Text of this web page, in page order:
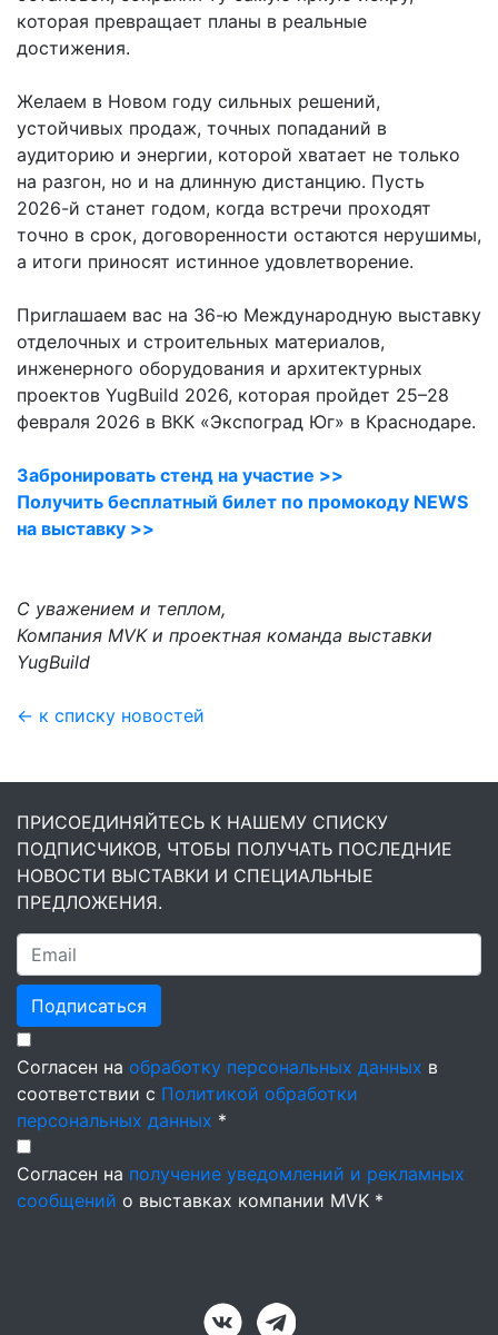
которая превращает планы в реальные
достижения.
Желаем в Новом году сильных решений,
устойчивых продаж, точных попаданий в
аудиторию и энергии, которой хватает не только
на разгон, но и на длинную дистанцию. Пусть
2026-й станет годом, когда встречи проходят
точно в срок, договоренности остаются нерушимы,
а итоги приносят истинное удовлетворение.
Приглашаем вас на 36-ю Международную выставку
отделочных и строительных материалов,
инженерного оборудования и архитектурных
проектов YugBuild 2026, которая пройдет 25–28
февраля 2026 в ВКК «Экспоград Юг» в Краснодаре.
Забронировать стенд на участие >>
Получить бесплатный билет по промокоду NEWS
на выставку >>
С уважением и теплом,
Компания MVK и проектная команда выставки
YugBuild
← к списку новостей
ПРИСОЕДИНЯЙТЕСЬ К НАШЕМУ СПИСКУ
ПОДПИСЧИКОВ, ЧТОБЫ ПОЛУЧАТЬ ПОСЛЕДНИЕ
НОВОСТИ ВЫСТАВКИ И СПЕЦИАЛЬНЫЕ
ПРЕДЛОЖЕНИЯ.
Подписаться
Согласен на обработку персональных данных в
соответствии с Политикой обработки
персональных данных *
Согласен на получение уведомлений и рекламных
сообщений о выставках компании MVK *